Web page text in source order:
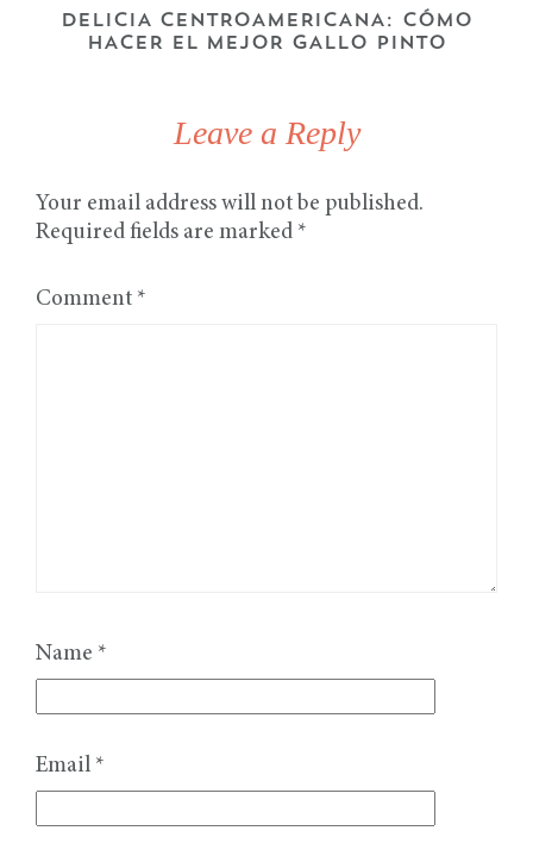
DELICIA CENTROAMERICANA: CÓMO
HACER EL MEJOR GALLO PINTO
Leave a Reply
Your email address will not be published.
Required fields are marked *
Comment *
Name *
Email *